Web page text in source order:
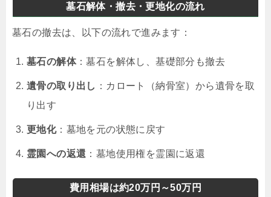
墓石解体・撤去・更地化の流れ
墓石の撤去は、以下の流れで進みます：
墓石の解体：墓石を解体し、基礎部分も撤去
遺骨の取り出し ：カロート（納骨室）から遺骨を取
り出す
更地化：墓地を元の状態に戻す
霊園への返還 ：墓地使用権を霊園に返還
費用相場は約20万円～50万円